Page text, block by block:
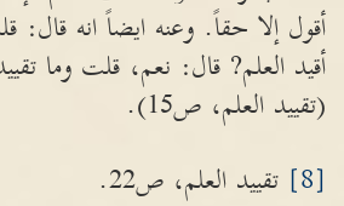
أقول إلا حقاً. وعنه ايضاً انه قال:
أقيد العلم? قال: نعم، قلت وما
(تقييد العلم، ص15).
[8]
تقييد العلم، ص22.